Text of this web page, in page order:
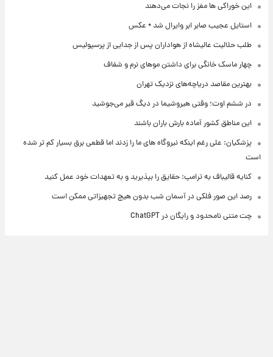
این خوراکی ها مغز را نجات می‌دهند
استایل عجیب صابر ابر وایرال شد + عکس
طلب حلالیت عالیشاه از هواداران پس از جدایی از پرسپولیس
چهار ماسک خانگی برای داشتن موهای نرم و شفاف
بهترین مقاصد دریاچه‌های نزدیک تهران
در ششم اوت؛ وقتی هیروشیما در دیگ قیر می‌جوشید
این مناطق کشور آماده بارش باران باشند
پزشکیان: علی رغم اینکه نیروگاه های ما را زدند اما قطعی برق بسیار کم تر شده
است
کنایه قالیباف به ترامپ: حقایق را بپذیرید و به تعهدات خود عمل کنید
رصد این صور فلکی در آسمان شب بدون هیچ تجهیزاتی ممکن است
چت متنی نامحدود و رایگان در ChatGPT